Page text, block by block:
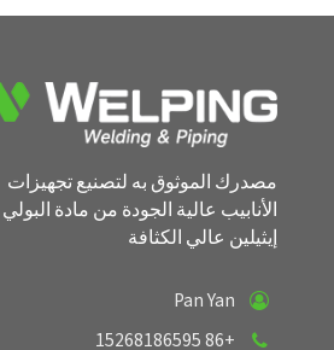
مصدرك الموثوق به لتصنيع تجهيزات
الأنابيب عالية الجودة من مادة البولي
إيثيلين عالي الكثافة
Pan Yan
+86 15268186595